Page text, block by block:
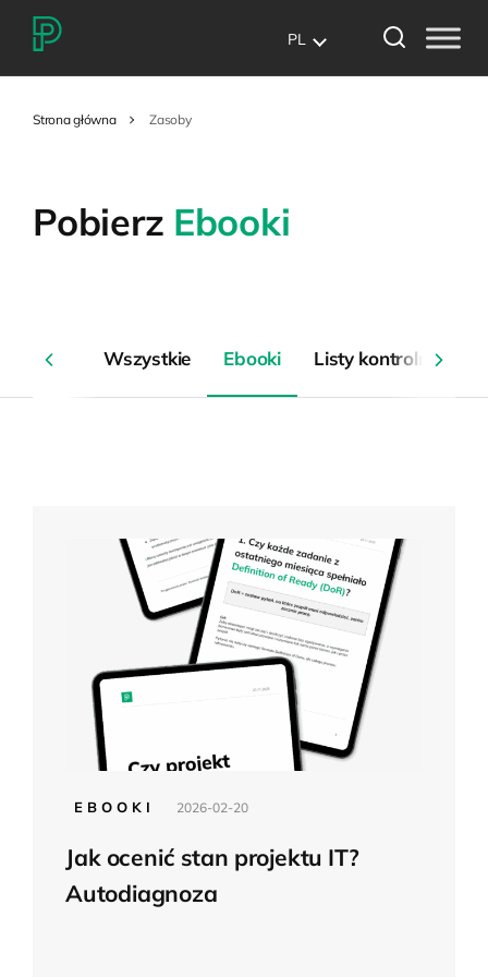
PL
Strona główna Zasoby
Pobierz Ebooki
Wszystkie Ebooki Listy kontrolne
EBOOKI 2026-02-20
Jak ocenić stan projektu IT?
Autodiagnoza